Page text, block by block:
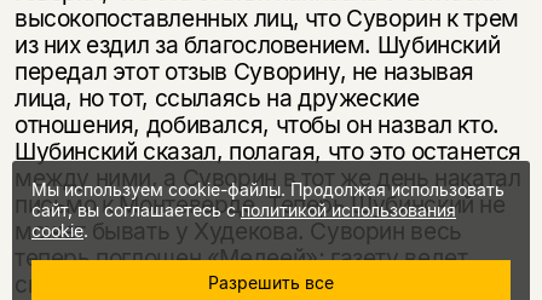
высокопоставленных лиц, что Суворин к трем
из них ездил за благословением. Шубинский
передал этот отзыв Суворину, не называя
лица, но тот, ссылаясь на дружеские
отношения, добивался, чтобы он назвал кто.
Шубинский сказал, полагая, что это останется
между ними, а Суворин в тот же день накатал
письмо к Монтеверде. Теперь Шубинский не
может бывать у Худекова. Суворин весь
теперь поглощен «Медеей»; газету ведет
спустя рукава
[49].
Мы используем cookie-файлы. Продолжая использовать
сайт, вы соглашаетесь сполитикой использования
cookie.
Разрешить все